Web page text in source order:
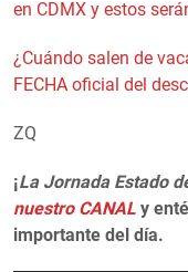
en CDMX y estos
¿Cuándo salen de
FECHA oficial del
ZQ
¡La Jornada Estado
nuestro CANAL y
importante del día.